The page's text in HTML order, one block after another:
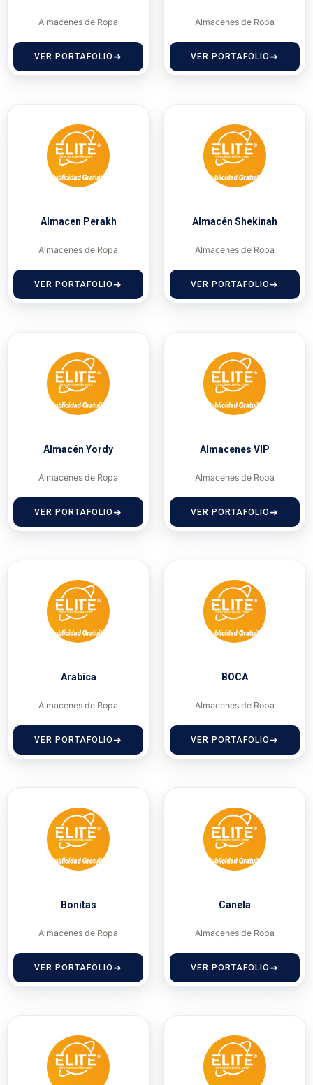
Almacenes de Ropa
VER PORTAFOLIO
Almacenes de Ropa
VER PORTAFOLIO
Almacen Perakh
Almacenes de Ropa
VER PORTAFOLIO
Almacén Shekinah
Almacenes de Ropa
VER PORTAFOLIO
Almacén Yordy
Almacenes de Ropa
VER PORTAFOLIO
Almacenes VIP
Almacenes de Ropa
VER PORTAFOLIO
Arabica
Almacenes de Ropa
VER PORTAFOLIO
BOCA
Almacenes de Ropa
VER PORTAFOLIO
Bonitas
Almacenes de Ropa
VER PORTAFOLIO
Canela
Almacenes de Ropa
VER PORTAFOLIO